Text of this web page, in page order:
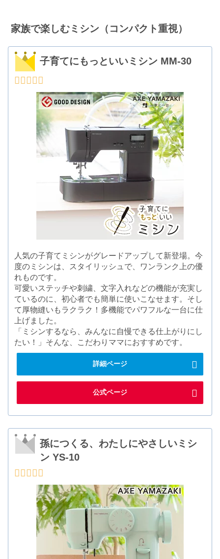
家族で楽しむミシン（コンパクト重視）
子育てにもっといいミシン MM-30
人気の子育てミシンがグレードアップして新登場。今
度のミシンは、スタイリッシュで、ワンランク上の優
れものです。
可愛いステッチや刺繍、文字入れなどの機能が充実し
ているのに、初心者でも簡単に使いこなせます。そし
て厚物縫いもラクラク！多機能でパワフルな一台に仕
上げました。
「ミシンするなら、みんなに自慢できる仕上がりにし
たい！」そんな、こだわりママにおすすめです。
詳細ページ
公式ページ
孫につくる、わたしにやさしいミシ
ン YS-10